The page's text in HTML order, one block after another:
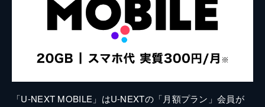
「U-NEXT MOBILE」はU-NEXTの「月額プラン」会員が